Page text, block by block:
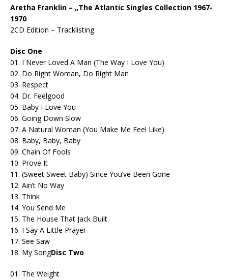
Aretha Franklin – „The Atlantic Singles Collection 1967-
1970
2CD Edition – Tracklisting
Disc One
01. I Never Loved A Man (The Way I Love You)
02. Do Right Woman, Do Right Man
03. Respect
04. Dr. Feelgood
05. Baby I Love You
06. Going Down Slow
07. A Natural Woman (You Make Me Feel Like)
08. Baby, Baby, Baby
09. Chain Of Fools
10. Prove It
11. (Sweet Sweet Baby) Since You’ve Been Gone
12. Ain’t No Way
13. Think
14. You Send Me
15. The House That Jack Built
16. I Say A Little Prayer
17. See Saw
18. My SongDisc Two
01. The Weight